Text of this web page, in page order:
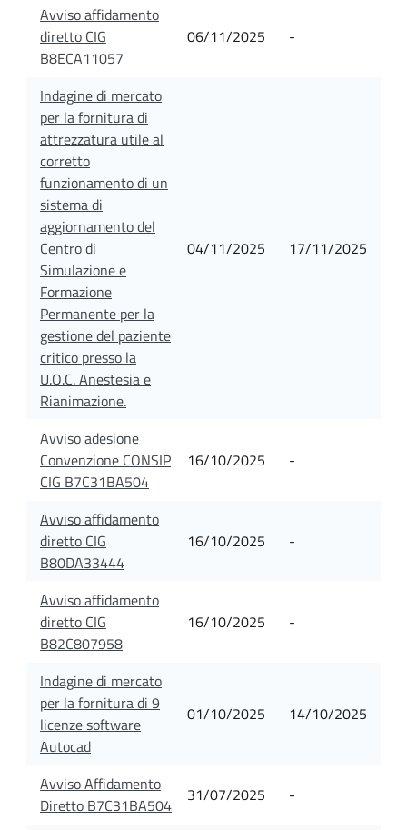
Avviso affidamento
diretto CIG
B8ECA11057
06/11/2025 -
Indagine di mercato
per la fornitura di
attrezzatura utile al
corretto
funzionamento di un
sistema di
aggiornamento del
Centro di
Simulazione e
Formazione
Permanente per la
gestione del paziente
critico presso la
U.O.C. Anestesia e
Rianimazione.
04/11/2025 17/11/2025
Avviso adesione
Convenzione CONSIP
CIG B7C31BA504
16/10/2025 -
Avviso affidamento
diretto CIG
B80DA33444
16/10/2025 -
Avviso affidamento
diretto CIG
B82C807958
16/10/2025 -
Indagine di mercato
per la fornitura di 9
licenze software
Autocad
01/10/2025 14/10/2025
Avviso Affidamento
Diretto B7C31BA504
31/07/2025 -